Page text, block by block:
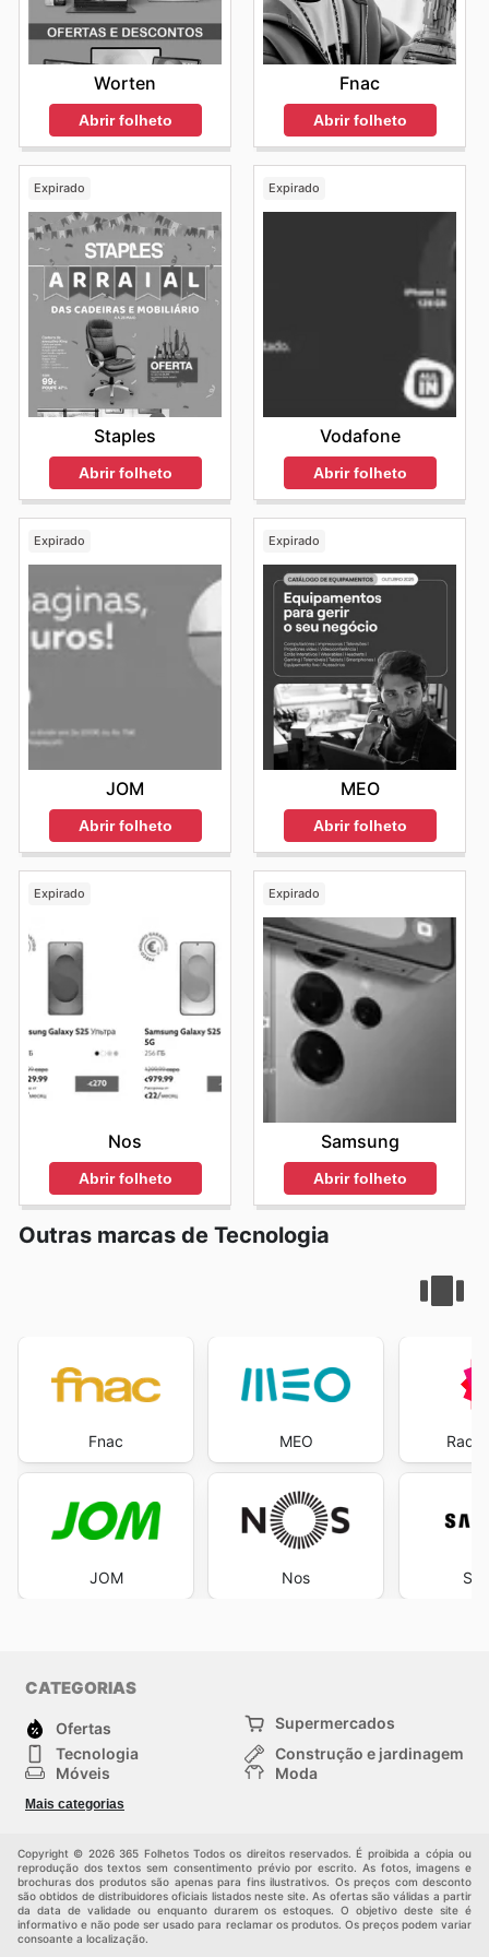
Worten
Abrir folheto
Fnac
Abrir folheto
Expirado
Staples
Abrir folheto
Expirado
Vodafone
Abrir folheto
Expirado
JOM
Abrir folheto
Expirado
MEO
Abrir folheto
Expirado
Nos
Abrir folheto
Expirado
Samsung
Abrir folheto
Outras marcas de Tecnologia
Fnac
JOM
MEO
Nos
CATEGORIAS
Ofertas
Supermercados
Tecnologia
Construção e jardinagem
Móveis
Moda
Crianças
Mais categorias
Copyright © 2026 365 Folhetos Todos os direitos reservados. É proibida a cópia ou
reprodução dos textos sem consentimento prévio por escrito. As fotos, imagens e
brochuras dos produtos são apenas para fins ilustrativos. Os preços com desconto
são obtidos de distribuidores oficiais listados neste site. As ofertas são válidas a partir
da data de validade ou enquanto durarem os estoques. O objetivo deste site é
informativo e não pode ser usado para reclamar os produtos. Os preços podem variar
consoante a localização.